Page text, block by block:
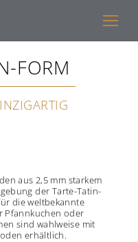
FORM
aus 2,5 mm starkem
der Tarte-Tatin-
die weltbekannte
Pfannkuchen oder
sind wahlweise mit
erhältlich.